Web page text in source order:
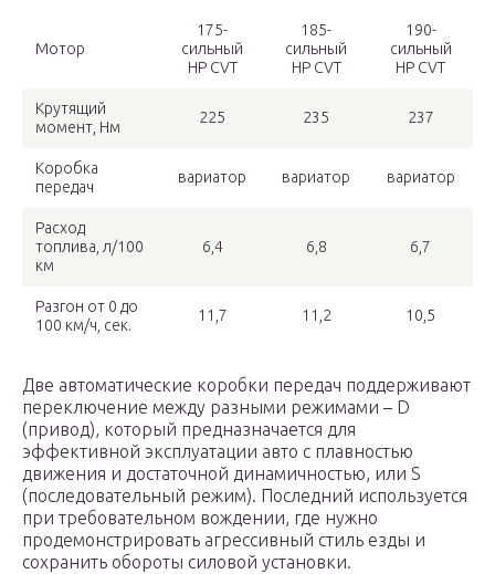
Мотор
175-
сильный
HP CVT
185-
сильный
HP CVT
190-
сильный
HP CVT
Крутящий
момент, Нм
225 235 237
Коробка
передач
вариатор вариатор вариатор
Расход
топлива, л/100
км
6,4 6,8 6,7
Разгон от 0 до
100 км/ч, сек.
11,7 11,2 10,5
Две автоматические коробки передач поддерживают
переключение между разными режимами – D
(привод), который предназначается для
эффективной эксплуатации авто с плавностью
движения и достаточной динамичностью, или S
(последовательный режим). Последний используется
при требовательном вождении, где нужно
продемонстрировать агрессивный стиль езды и
сохранить обороты силовой установки.